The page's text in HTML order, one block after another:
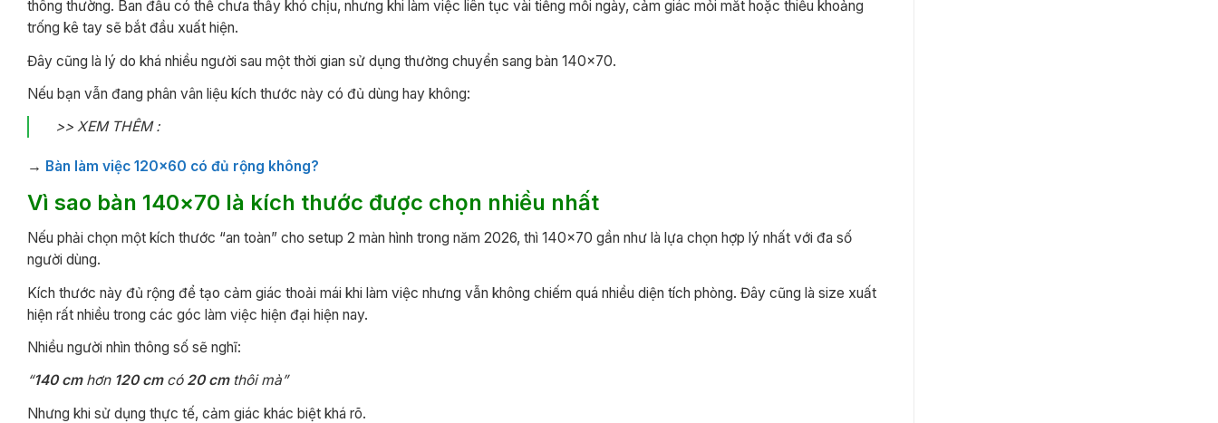
thông thường. Ban đầu có thể chưa thấy khó chịu, nhưng khi làm việc liên tục vài tiếng mỗi ngày, cảm giác mỏi mắt hoặc thiếu khoảng
trống kê tay sẽ bắt đầu xuất hiện.
Đây cũng là lý do khá nhiều người sau một thời gian sử dụng thường chuyển sang bàn 140×70.
Nếu bạn vẫn đang phân vân liệu kích thước này có đủ dùng hay không:
>> XEM THÊM :
→ Bàn làm việc 120×60 có đủ rộng không?
Vì sao bàn 140×70 là kích thước được chọn nhiều nhất
Nếu phải chọn một kích thước “an toàn” cho setup 2 màn hình trong năm 2026, thì 140×70 gần như là lựa chọn hợp lý nhất với đa số
người dùng.
Kích thước này đủ rộng để tạo cảm giác thoải mái khi làm việc nhưng vẫn không chiếm quá nhiều diện tích phòng. Đây cũng là size xuất
hiện rất nhiều trong các góc làm việc hiện đại hiện nay.
Nhiều người nhìn thông số sẽ nghĩ:
“140 cmhơn 120 cmcó 20 cmthôi mà”
Nhưng khi sử dụng thực tế, cảm giác khác biệt khá rõ.